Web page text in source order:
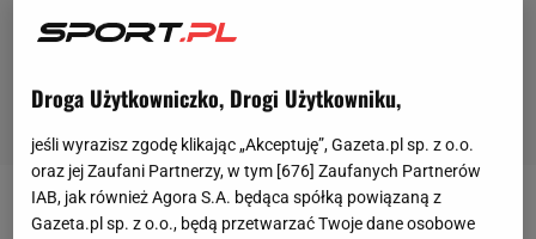
Tegoroczna edycjaRolanda Garrosaod samego
Droga Użytkowniczko, Drogi Użytkowniku,
jeśli wyrazisz zgodę klikając „Akceptuję”, Gazeta.pl sp. z o.o.
oraz jej Zaufani Partnerzy, w tym [676] Zaufanych Partnerów
IAB, jak również Agora S.A. będąca spółką powiązaną z
Gazeta.pl sp. z o.o., będą przetwarzać Twoje dane osobowe